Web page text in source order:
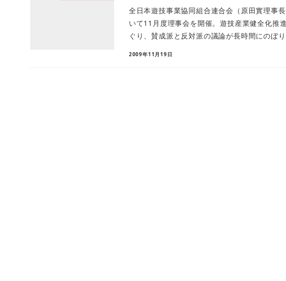
全日本遊技事業協同組合連合会（原田實理事
いて11月度理事会を開催。遊技産業健全化推
ぐり、賛成派と反対派の議論が長時間にのぼ
2009年11月19日